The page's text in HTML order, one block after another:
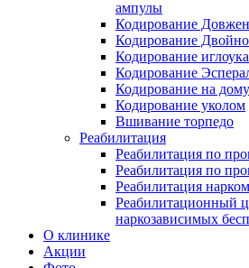
ампулы
Кодирование
Кодирование
Кодирование
Кодирование
Кодирование на
Кодирование уколом
Вшивание торпедо
Реабилитация
Реабилитация по
Реабилитация по
Реабилитация
Реабилитационный
наркозависимых
О клинике
Акции